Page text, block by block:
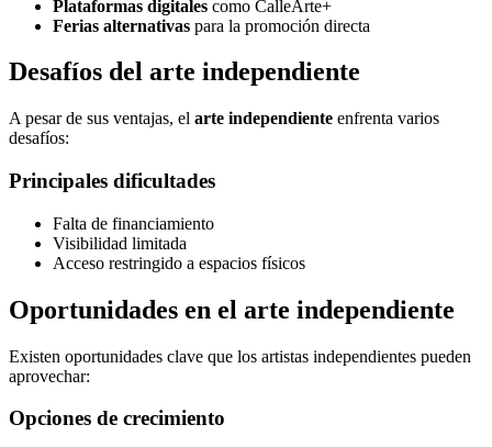
Plataformas digitales como CalleArte+
Ferias alternativas para la promoción directa
Desafíos del arte independiente
A pesar de sus ventajas, el arte independiente enfrenta varios
desafíos:
Principales dificultades
Falta de financiamiento
Visibilidad limitada
Acceso restringido a espacios físicos
Oportunidades en el arte independiente
Existen oportunidades clave que los artistas independientes pueden
aprovechar:
Opciones de crecimiento